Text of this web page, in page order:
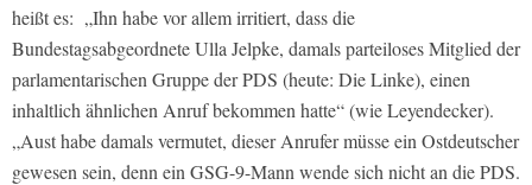
heißt es: „Ihn habe vor allem irritiert, dass die
Bundestagsabgeordnete Ulla Jelpke, damals parteiloses Mitglied der
parlamentarischen Gruppe der PDS (heute: Die Linke), einen
inhaltlich ähnlichen Anruf bekommen hatte“ (wie Leyendecker).
„Aust habe damals vermutet, dieser Anrufer müsse ein Ostdeutscher
gewesen sein, denn ein GSG-9-Mann wende sich nicht an die PDS.